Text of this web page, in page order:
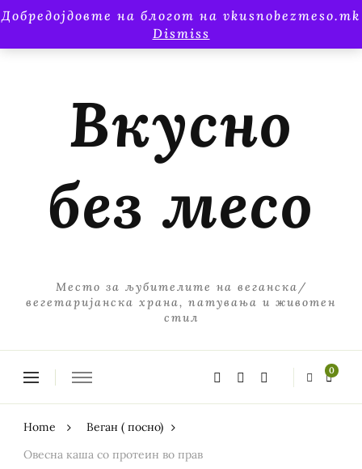
Добредојдовте на блогот на vkusnobezmeso.mk
Dismiss
Вкусно
без месо
Место за љубителите на веганска/
вегетаријанска храна, патувања и животен
стил
0
Home
Веган ( посно)
Овесна каша со протеин во прав